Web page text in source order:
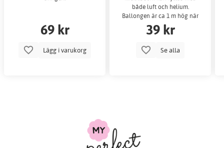
69 kr
Lägg i varukorg
både luft och helium.
Ballongen är ca 1 m hög när
den är uppblåst.
39 kr
Se alla